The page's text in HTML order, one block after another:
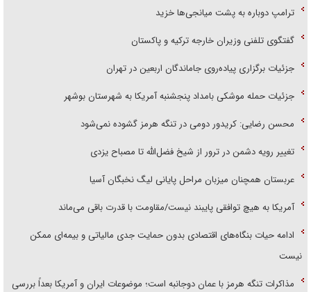
ترامپ دوباره به پشت میانجی‌ها خزید
گفتگوی تلفنی وزیران خارجه ترکیه و پاکستان
جزئیات برگزاری پیاده‌روی جاماندگان اربعین در تهران
جزئیات حمله موشکی بامداد پنجشنبه آمریکا به شهرستان بوشهر
محسن رضایی: کریدور دومی در تنگه هرمز گشوده نمی‌شود
تغییر رویه دشمن در ترور از شیخ فضل‌الله تا مصباح یزدی
عربستان همچنان میزبان مراحل پایانی لیگ نخبگان آسیا
آمریکا به هیچ توافقی پایبند نیست/مقاومت با قدرت باقی می‌ماند
ادامه حیات بنگاه‌های اقتصادی بدون حمایت جدی مالیاتی و بیمه‌ای ممکن
نیست
مذاکرات تنگه هرمز با عمان دوجانبه است؛ موضوعات ایران و آمریکا بعداً بررسی